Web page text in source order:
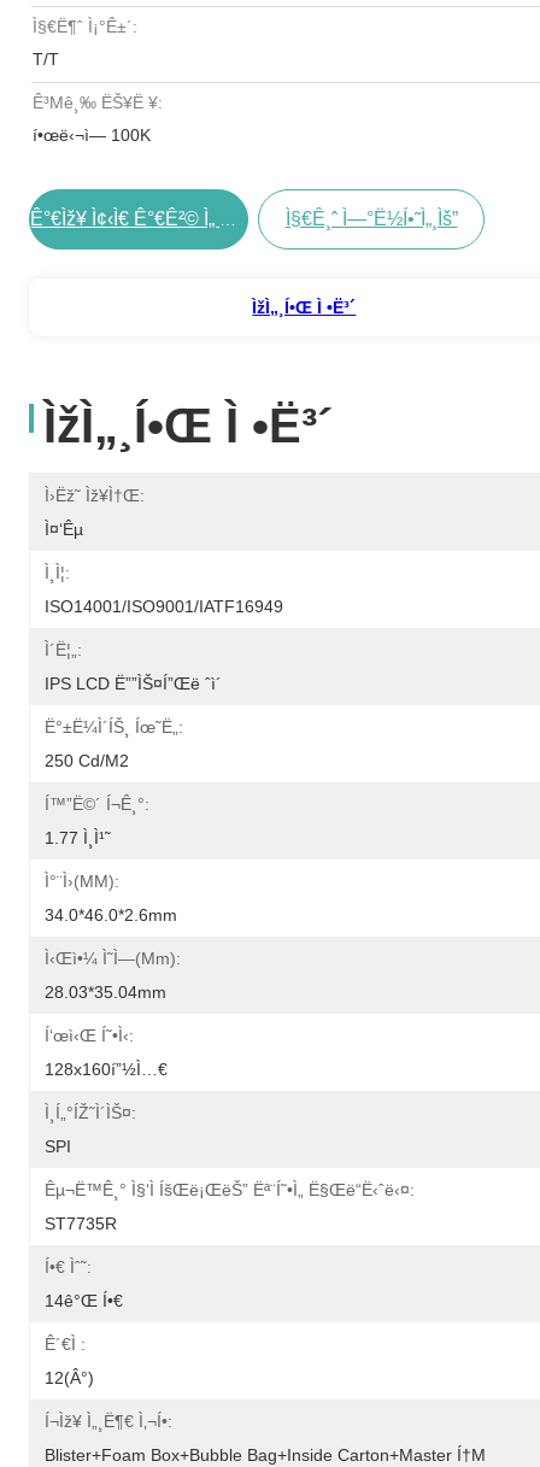
Ì§€ë¶ˆ Ì¡°ê±´:
T/T
Ê³µê¸‰ ËŠ¥ë ¥:
í•œë‹¬ì— 100K
Ì§€ê¸ˆ Ì—°ë½í•˜ì„¸ìš”
Ìžì„¸í•œ Ì •ë³´
Ìžì„¸í•œ Ì •ë³´
Ì›ëž˜ Ìž¥ì†Œ:
Ì¤‘êµ­
Ì¸ì¦:
ISO14001/ISO9001/IATF16949
Ì´ë¦„:
IPS LCD Ë””ìŠ¤í”Œë ˆì´
Ë°±ë¼ì´íŠ¸ Íœ˜ë„:
250 Cd/m2
Í™”ë©´ Í¬ê¸°:
1.77 Ì¸ì¹˜
Ì°¨ì›(MM):
34.0*46.0*2.6mm
Ì‹œì•¼ Ì˜ì—­(mm):
28.03*35.04mm
Í‘œì‹œ Í˜•ì‹:
128x160í”½ì…€
Ì¸í„°íŽ˜ì´ìŠ¤:
SPI
Êµ¬ë™ê¸° Ì§‘ì íšŒë¡œëŠ” Ëª¨í˜•ì„ Ë§Œë“­ë‹ˆë‹¤:
ST7735R
Í•€ Ìˆ˜:
14ê°œ Í•€
Ê´€ì :
12(Â°)
Í¬ìž¥ Ì„¸ë¶€ Ì‚¬í•­:
Blister+foam Box+bubble Bag+inside Carton+master Í†µ